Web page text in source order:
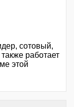
сотовый,
работает
этой